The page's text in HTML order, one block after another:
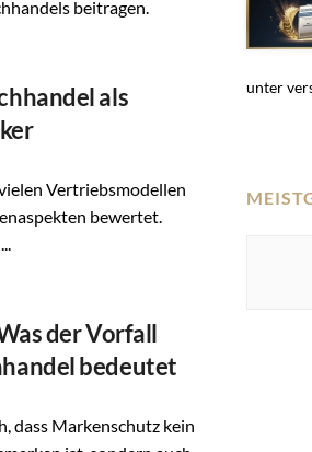
beitragen.
als
Vertriebsmodellen
bewertet.
der Vorfall
bedeutet
dass Markenschutz kein
unter